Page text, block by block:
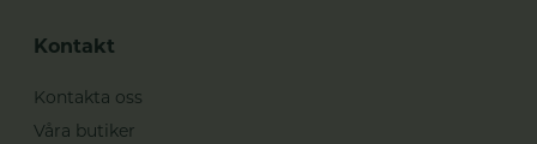
Kontakt
Kontakta oss
Våra butiker